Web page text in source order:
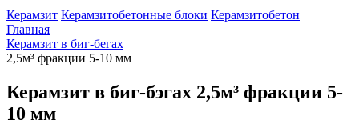
Керамзит Керамзитобетонные блоки Керамзитобетон
Главная
Керамзит в биг-бегах
2,5м³ фракции 5-10 мм
Керамзит в биг-бэгах 2,5м³ фракции 5-
10 мм